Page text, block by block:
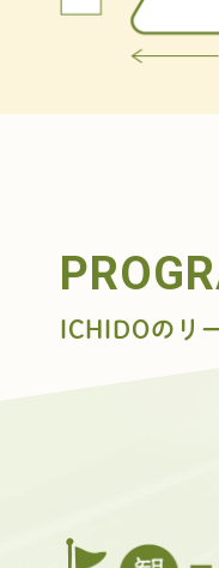
ICHIDOのリ